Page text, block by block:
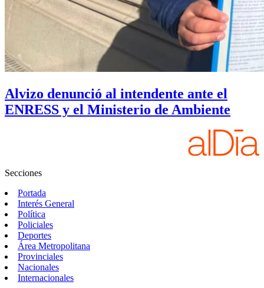
Alvizo denunció al intendente ante el
ENRESS y el Ministerio de Ambiente
Secciones
Portada
Interés General
Política
Policiales
Deportes
Área Metropolitana
Provinciales
Nacionales
Internacionales